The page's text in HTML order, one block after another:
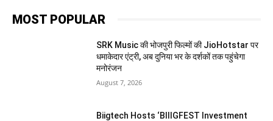
MOST POPULAR
SRK Music की भोजपुरी फिल्मों की JioHotstar पर
धमाकेदार एंट्री, अब दुनिया भर के दर्शकों तक पहुंचेगा
मनोरंजन
August 7, 2026
Biigtech Hosts ‘BIIIGFEST Investment